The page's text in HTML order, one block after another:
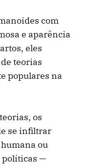
com
e aparência
eles
teorias
populares na
os
se infiltrar
ou
políticas —